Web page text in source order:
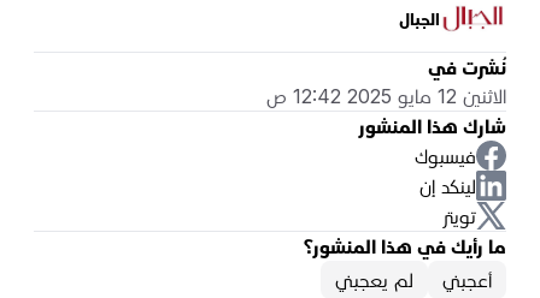
الجبال
نُشرت في
الاثنين 12 مايو 2025 12:42 ص
شارك هذا المنشور
فيسبوك
لينكد إن
تويتر
ما رأيك في هذا المنشور؟
أعجبني
لم يعجبني